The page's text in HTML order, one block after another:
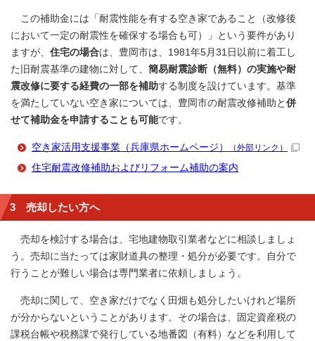
この補助金には「耐震性能を有する空き家であること（改修後
において一定の耐震性を確保する場合も可）」という要件があり
ますが、 住宅の場合は、豊岡市は、1981年5月31日以前に着工し
た旧耐震基準の建物に対して、 簡易耐震診断（無料）の実施や耐
震改修に要する経費の一部を補助する制度を設けています。基準
を満たしていない空き家については、豊岡市の耐震改修補助と 併
せて補助金を申請することも可能です。
空き家活用支援事業（兵庫県ホームページ） （外部リンク）
住宅耐震改修補助およびリフォーム補助の案内
3 売却したい方へ
売却を検討する場合は、宅地建物取引業者などに相談しましょ
う。売却に当たっては家財道具の整理・処分が必要です。自分で
行うことが難しい場合は専門業者に依頼しましょう。
売却に関して、空き家だけでなく田畑も処分したいけれど場所
が分からないということがあります。その場合は、固定資産税の
課税台帳や税務課で発行している地番図（有料）などを利用して